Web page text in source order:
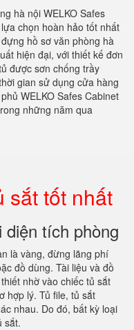
hà nội WELKO Safes
chọn hoàn hảo tốt nhất
hồ sơ văn phòng hà
hiện đại, với thiết kế đơn
được sơn chống trầy
gian sử dụng cửa hàng
WELKO Safes Cabinet
những năm qua
sắt tốt nhất
tích phòng
là vàng, đừng lãng phí
đồ dùng. Tài liệu và đồ
nhờ vào chiếc tủ sắt
hợp lý. Tủ file, tủ sắt
nhau. Do đó, bất kỳ loại
sắt.